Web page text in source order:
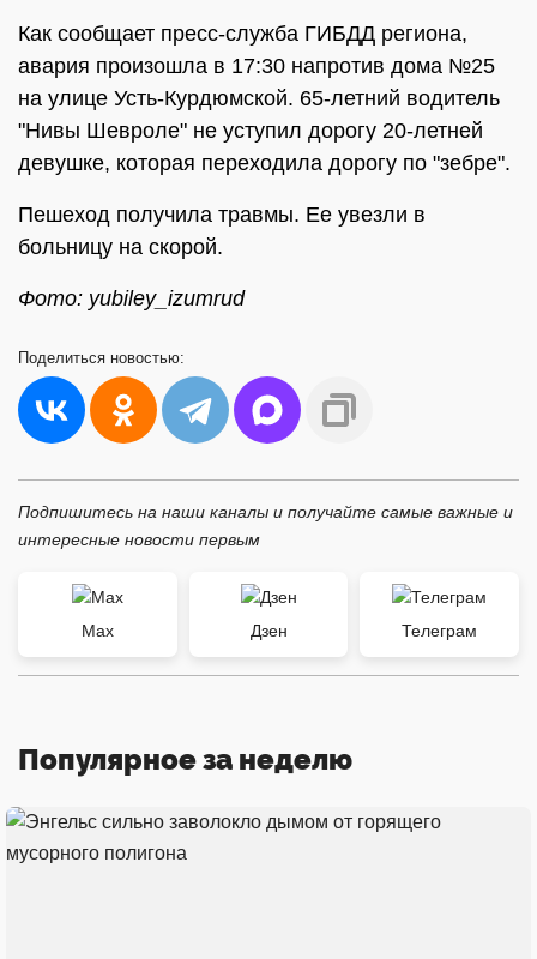
Как сообщает пресс-служба ГИБДД региона,
авария произошла в 17:30 напротив дома №25
на улице Усть-Курдюмской. 65-летний водитель
"Нивы Шевроле" не уступил дорогу 20-летней
девушке, которая переходила дорогу по "зебре".
Пешеход получила травмы. Ее увезли в
больницу на скорой.
Фото: yubiley_izumrud
Поделиться новостью:
Подпишитесь на наши каналы и получайте самые важные и
интересные новости первым
Max Дзен Телеграм
Популярное за неделю